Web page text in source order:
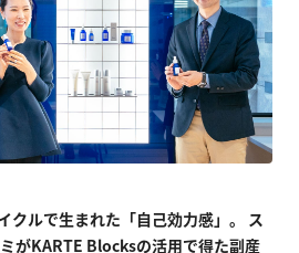
クルで生まれた「自己効力感」。 ス
がKARTE Blocksの活用で得た副産